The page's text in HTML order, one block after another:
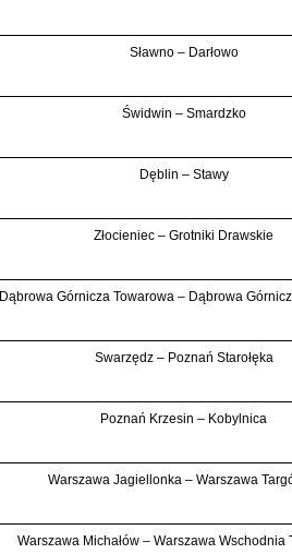
Sławno – Darłowo
Świdwin – Smardzko
Dęblin – Stawy
Złocieniec – Grotniki Drawskie
Dąbrowa Górnicza Towarowa – Dąbrowa
Swarzędz – Poznań Starołęka
Poznań Krzesin – Kobylnica
Warszawa Jagiellonka – Warszawa
Warszawa Michałów – Warszawa Wschodnia